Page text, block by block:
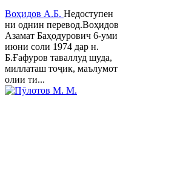
Воҳидов А.Б. Недоступен
ни однин перевод.Воҳидов
Азамат Баҳодурович 6-уми
июни соли 1974 дар н.
Б.Ғафуров таваллуд шуда,
миллаташ тоҷик, маълумот
олии ти...